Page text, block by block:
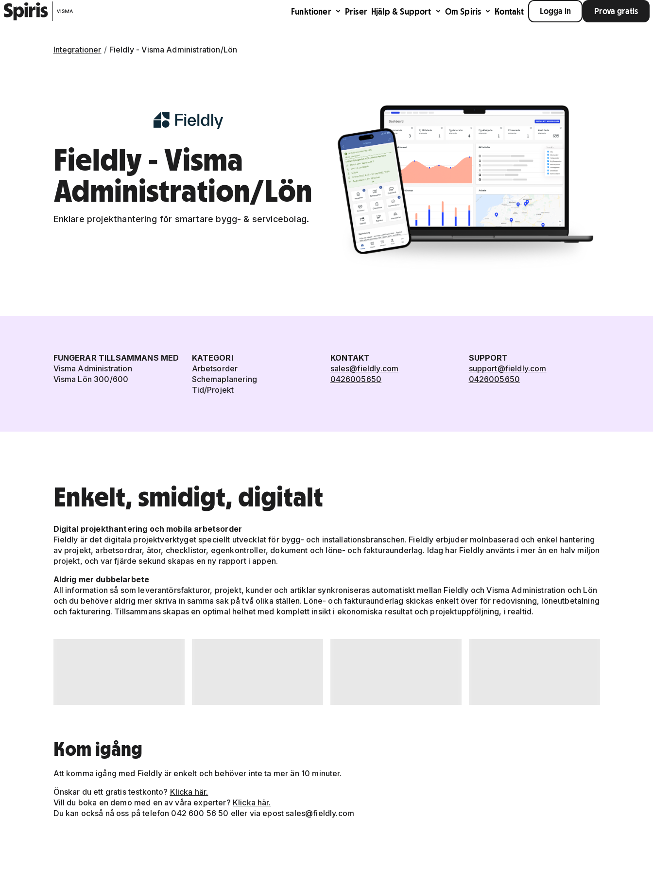
Funktioner Priser Hjälp & Support Om Spiris Kontakt Logga in Prova gratis
Integrationer Fieldly - Visma Administration/Lön
Fieldly - Visma
Administration/Lön
Enklare projekthantering för smartare bygg- & servicebolag.
FUNGERAR TILLSAMMANS MED
Visma Administration
Visma Lön 300/600
KATEGORI
Arbetsorder
Schemaplanering
Tid/Projekt
KONTAKT
sales@fieldly.com
0426005650
SUPPORT
support@fieldly.com
0426005650
Enkelt, smidigt, digitalt
Digital projekthantering och mobila arbetsorder
Fieldly är det digitala projektverktyget speciellt utvecklat för bygg- och installationsbranschen. Fieldly erbjuder molnbaserad och enkel hantering
av projekt, arbetsordrar, ätor, checklistor, egenkontroller, dokument och löne- och fakturaunderlag. Idag har Fieldly använts i mer än en halv miljon
projekt, och var fjärde sekund skapas en ny rapport i appen.
Aldrig mer dubbelarbete
All information så som leverantörsfakturor, projekt, kunder och artiklar synkroniseras automatiskt mellan Fieldly och Visma Administration och Lön
och du behöver aldrig mer skriva in samma sak på två olika ställen. Löne- och fakturaunderlag skickas enkelt över för redovisning, löneutbetalning
och fakturering. Tillsammans skapas en optimal helhet med komplett insikt i ekonomiska resultat och projektuppföljning, i realtid.
Kom igång
Att komma igång med Fieldly är enkelt och behöver inte ta mer än 10 minuter.
Önskar du ett gratis testkonto? Klicka här.
Vill du boka en demo med en av våra experter? Klicka här.
Du kan också nå oss på telefon 042 600 56 50 eller via epost sales@fieldly.com